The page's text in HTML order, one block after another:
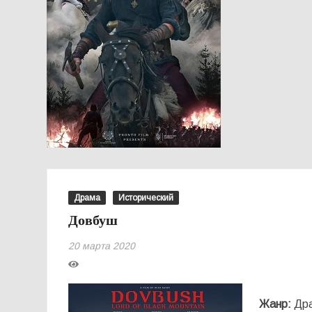
Драма Исторический
Довбуш
20 марта 2020
Жанр: